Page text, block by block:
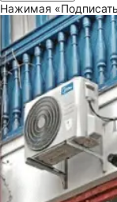
Нажимая